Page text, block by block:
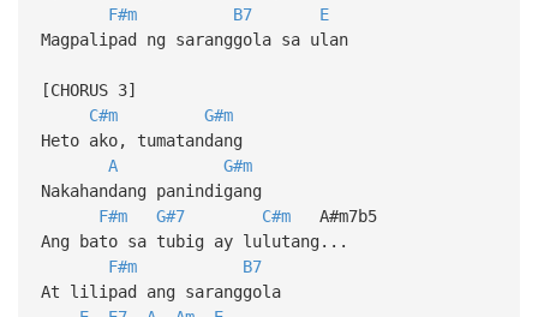
F#m
B7
E
Magpalipad ng saranggola sa ulan
[CHORUS 3]
C#m
G#m
Heto ako, tumatandang
A
G#m
Nakahandang panindigang
F#m
G#7 C#mA#m7b5
Ang bato sa tubig ay lulutang...
F#m
B7
At lilipad ang saranggola